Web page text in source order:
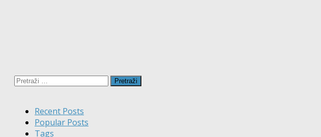
Pretraži:
Recent Posts
Popular Posts
Tags